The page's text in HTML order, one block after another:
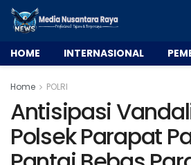
HOME INTERNASIONAL
Home POLRI
Antisipasi
Polsek Parapat